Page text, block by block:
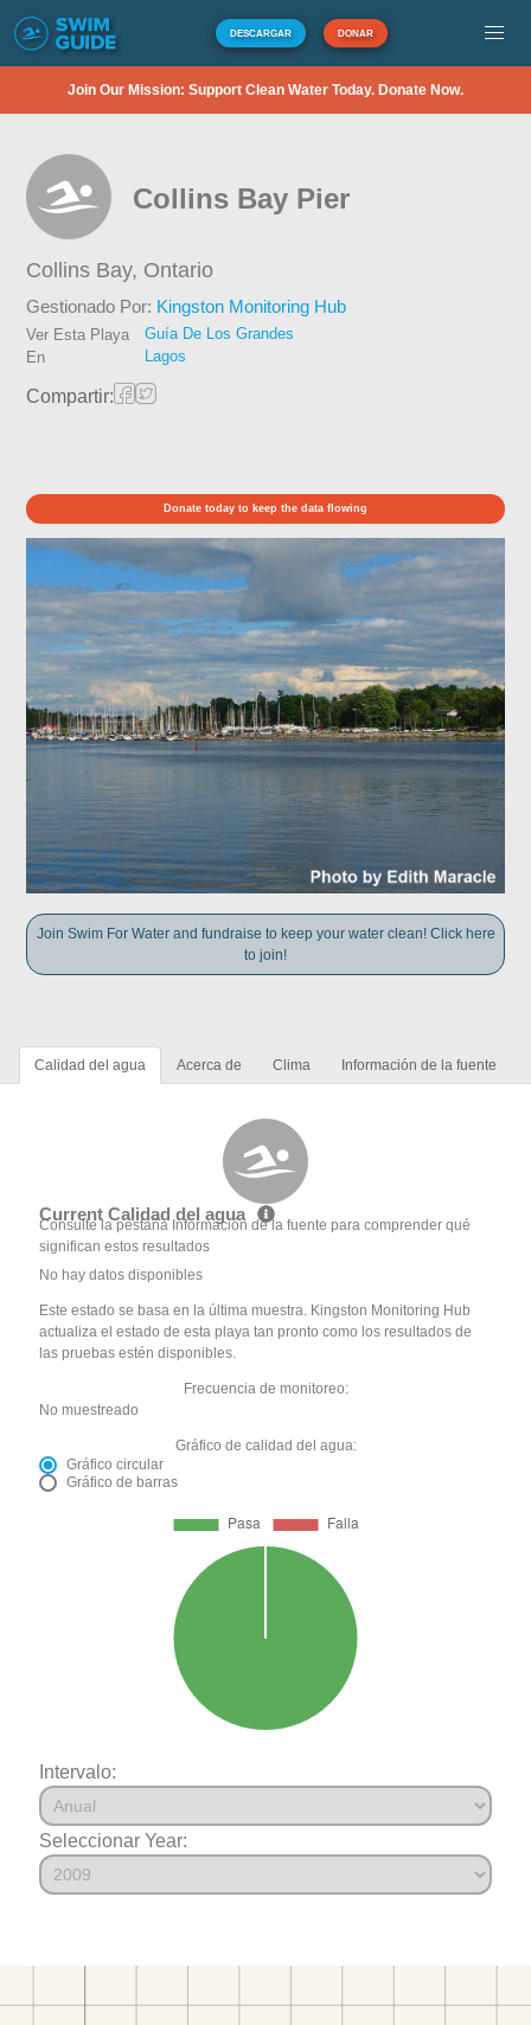
DESCARGAR DONAR
Join Our Mission: Support Clean Water Today. Donate Now.
Collins Bay Pier
Collins Bay, Ontario
Gestionado Por: Kingston Monitoring Hub
Ver Esta Playa
En
Guía De Los Grandes
Lagos
Compartir:
Donate today to keep the data flowing
Join Swim For Water and fundraise to keep your water clean! Click here
to join!
Calidad del agua Acerca de Clima Información de la fuente
Current Calidad del agua
Consulte la pestaña Información de la fuente para comprender qué
significan estos resultados
No hay datos disponibles
Este estado se basa en la última muestra. Kingston Monitoring Hub
actualiza el estado de esta playa tan pronto como los resultados de
las pruebas estén disponibles.
Frecuencia de monitoreo:
No muestreado
Gráfico de calidad del agua:
Gráfico circular
Gráfico de barras
Intervalo:
Seleccionar Year: